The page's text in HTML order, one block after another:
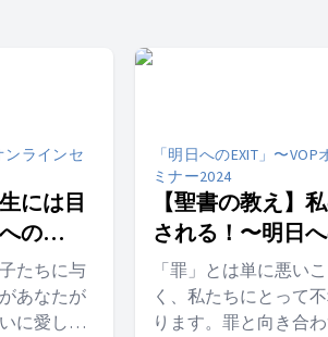
ンラインセ
には目
の
の出会
たちに与
あなたが
に愛し合
「明日へのEXIT」〜
ミナー2024
【聖書の教え】
される！〜明日
EXIT④〜【赦しの
会い】
「罪」とは単に悪い
く、私たちにとって
ります。罪と向き合